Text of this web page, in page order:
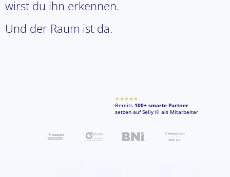
wirst du ihn erkennen.
Und der Raum ist da.
★★★★★
Bereits 100+ smarte Partner
setzen auf Selly KI als Mitarbeiter